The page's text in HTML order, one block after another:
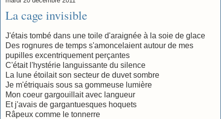
La cage invisible
J'étais tombé dans une toile d'araignée à la soie de glace
Des rognures de temps s'amoncelaient autour de mes
pupilles excentriquement perçantes
C'était l'hystérie languissante du silence
La lune étoilait son secteur de duvet sombre
Je m'étriquais sous sa gommeuse lumière
Mon coeur gargouillait avec langueur
Et j'avais de gargantuesques hoquets
Râpeux comme le tonnerre